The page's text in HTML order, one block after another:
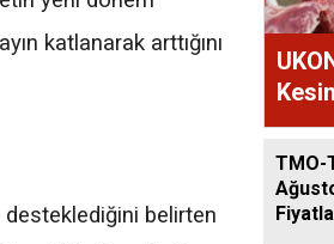
katlanarak arttığını
desteklediğini belirten
TMO-